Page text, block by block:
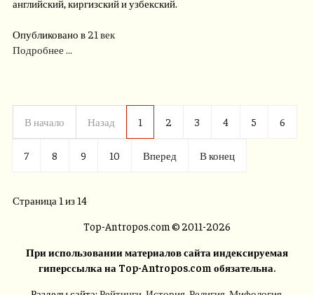
английский, киргизский и узбекский.
Опубликовано в 21 век
Подробнее ...
В начало Назад 1 2 3 4 5 6
7 8 9 10 Вперед В конец
Страница 1 из 14
Top-Antropos.com © 2011-2026
При использовании материалов сайта индексируемая
гиперссылка на Top-Antropos.com обязательна.